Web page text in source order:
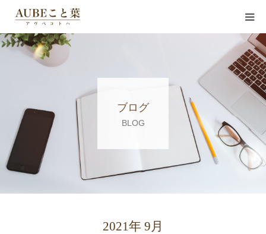
ブログ
BLOG
2021年 9月
コンセプト
お知らせ
講師紹介